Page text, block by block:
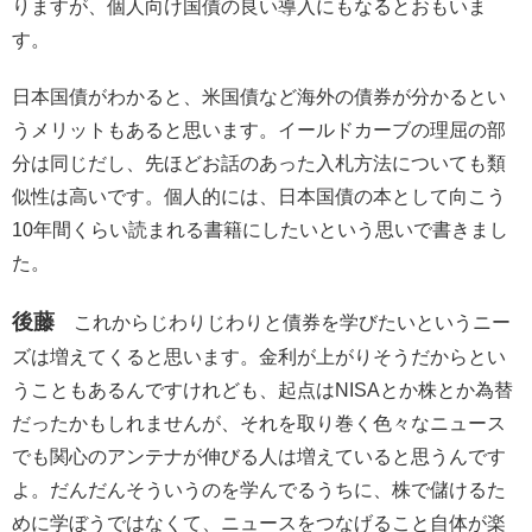
りますが、個人向け国債の良い導入にもなるとおもいま
す。
日本国債がわかると、米国債など海外の債券が分かるとい
うメリットもあると思います。イールドカーブの理屈の部
分は同じだし、先ほどお話のあった入札方法についても類
似性は高いです。個人的には、日本国債の本として向こう
10年間くらい読まれる書籍にしたいという思いで書きまし
た。
後藤 これからじわりじわりと債券を学びたいというニー
ズは増えてくると思います。金利が上がりそうだからとい
うこともあるんですけれども、起点はNISAとか株とか為替
だったかもしれませんが、それを取り巻く色々なニュース
でも関心のアンテナが伸びる人は増えていると思うんです
よ。だんだんそういうのを学んでるうちに、株で儲けるた
めに学ぼうではなくて、ニュースをつなげること自体が楽